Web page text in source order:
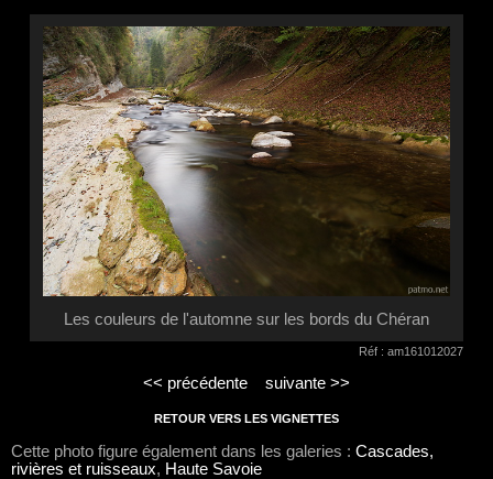
Les couleurs de l'automne sur les bords du Chéran
Réf : am161012027
<< précédente suivante >>
RETOUR VERS LES VIGNETTES
Cette photo figure également dans les galeries : Cascades,
rivières et ruisseaux, Haute Savoie